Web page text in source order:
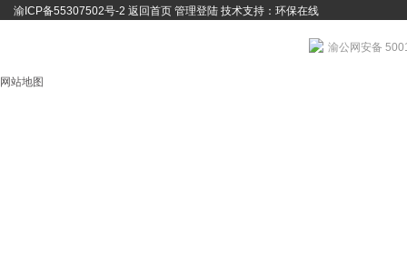
渝ICP备55307502号-2 返回首页 管理登陆 技术支持： 环保在线
渝公网安备
网站地图